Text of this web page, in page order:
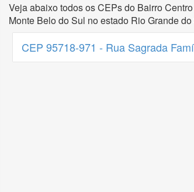
Veja abaixo todos os CEPs do Bairro
Monte Belo do Sul no estado Rio Grande do
CEP 95718-971 - Rua Sagrada